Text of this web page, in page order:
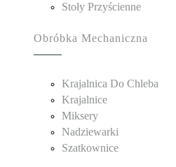
Stoły Przyścienne
Obróbka Mechaniczna
Krajalnica Do Chleba
Krajalnice
Miksery
Nadziewarki
Szatkownice